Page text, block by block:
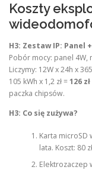
Koszty
H3: Zestaw IP: Panel
Pobór mocy: panel 4W,
Liczymy: 12W x 24h x
105 kWh x 1,2 zł =126
paczka chipsów.
H3: Co się zużywa?
Karta microSD
lata. Koszt: 80
Elektrozaczep